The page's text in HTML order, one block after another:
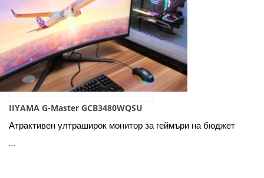
IIYAMA G-Master GCB3480WQSU
Атрактивен ултраширок монитор за геймъри на бюджет
…